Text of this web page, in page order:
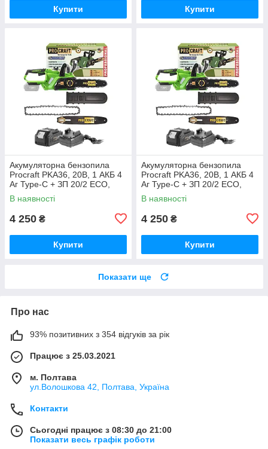
Купити Купити
Акумуляторна бензопила
Procraft PKA36, 20В, 1 АКБ 4
Аг Type-C + ЗП 20/2 ECO,
шина 250 мм Німеччина
В наявності
4 250 ₴
Купити
Акумуляторна бензопила
Procraft PKA36, 20В, 1 АКБ 4
Аг Type-C + ЗП 20/2 ECO,
шина 250 мм Німеччина
В наявності
4 250 ₴
Купити
Показати ще
Про нас
93% позитивних з 354 відгуків за рік
Працює з 25.03.2021
м. Полтава
ул.Волошкова 42, Полтава, Україна
Контакти
Сьогодні працює з 08:30 до 21:00
Показати весь графік роботи